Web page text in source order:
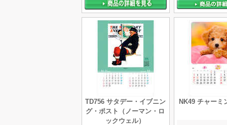
TD756 サタデー・イブニン
グ・ポスト（ノーマン・ロ
ックウェル）
NK49 チャーミ